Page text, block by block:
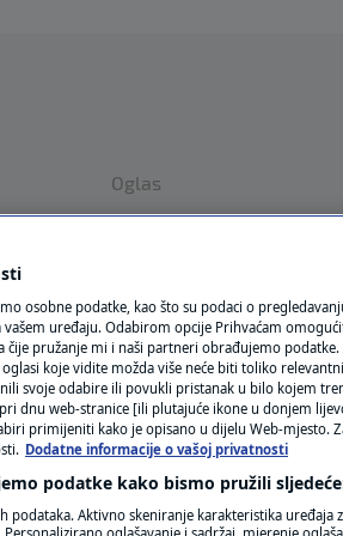
Oglas
N1 TEME
REGIJA
osobne podatke, kao što su podaci o
uređaju. Odabirom opcije Prihvaćam
čije pružanje mi i naši partneri obrađujemo podatke.
koje vidite možda više neće biti toliko
svoje odabire ili povukli pristanak u bilo kojem
dnu web-stranice [ili plutajuće ikone u donjem
primijeniti kako je opisano u dijelu Web-mjesto.
Dodatne informacije o vašoj privatnosti
podatke kako bismo pružili
podataka. Aktivno skeniranje karakteristika uređaja